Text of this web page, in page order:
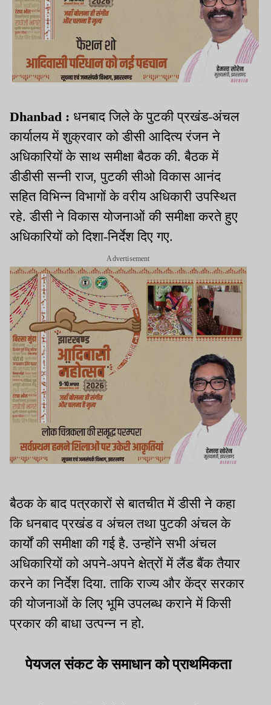
Dhanbad : धनबाद जिले के पुटकी प्रखंड-अंचल
कार्यालय में शुक्रवार को डीसी आदित्य रंजन ने
अधिकारियों के साथ समीक्षा बैठक की. बैठक में
डीडीसी सन्नी राज, पुटकी सीओ विकास आनंद
सहित विभिन्न विभागों के वरीय अधिकारी उपस्थित
रहे. डीसी ने विकास योजनाओं की समीक्षा करते हुए
अधिकारियों को दिशा-निर्देश दिए गए.
Advertisement
बैठक के बाद पत्रकारों से बातचीत में डीसी ने कहा
कि धनबाद प्रखंड व अंचल तथा पुटकी अंचल के
कार्यों की समीक्षा की गई है. उन्होंने सभी अंचल
अधिकारियों को अपने-अपने क्षेत्रों में लैंड बैंक तैयार
करने का निर्देश दिया. ताकि राज्य और केंद्र सरकार
की योजनाओं के लिए भूमि उपलब्ध कराने में किसी
प्रकार की बाधा उत्पन्न न हो.
पेयजल संकट के समाधान को प्राथमिकता